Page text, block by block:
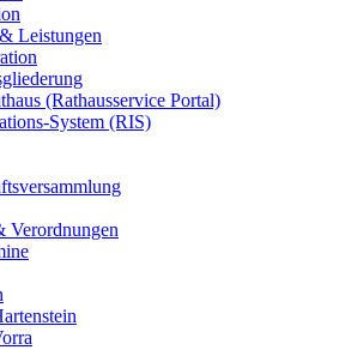
Leistungen
(Rathausservice Portal)
System (RIS)
Verordnungen